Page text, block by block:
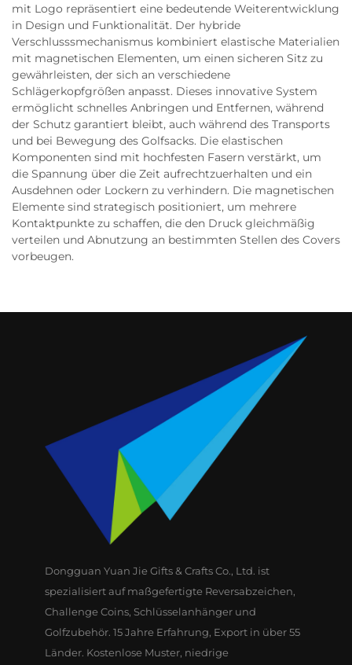
mit Logo repräsentiert eine bedeutende Weiterentwicklung
in Design und Funktionalität. Der hybride
Verschlusssmechanismus kombiniert elastische Materialien
mit magnetischen Elementen, um einen sicheren Sitz zu
gewährleisten, der sich an verschiedene
Schlägerkopfgrößen anpasst. Dieses innovative System
ermöglicht schnelles Anbringen und Entfernen, während
der Schutz garantiert bleibt, auch während des Transports
und bei Bewegung des Golfsacks. Die elastischen
Komponenten sind mit hochfesten Fasern verstärkt, um
die Spannung über die Zeit aufrechtzuerhalten und ein
Ausdehnen oder Lockern zu verhindern. Die magnetischen
Elemente sind strategisch positioniert, um mehrere
Kontaktpunkte zu schaffen, die den Druck gleichmäßig
verteilen und Abnutzung an bestimmten Stellen des Covers
vorbeugen.
Dongguan Yuan Jie Gifts & Crafts Co., Ltd. ist
spezialisiert auf maßgefertigte Reversabzeichen,
Challenge Coins, Schlüsselanhänger und
Golfzubehör. 15 Jahre Erfahrung, Export in über 55
Länder. Kostenlose Muster, niedrige